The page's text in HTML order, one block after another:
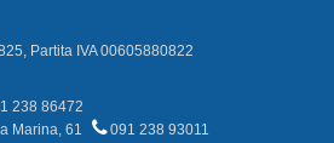
Partita IVA 00605880822
238 86472
Marina, 61
091 238 93011